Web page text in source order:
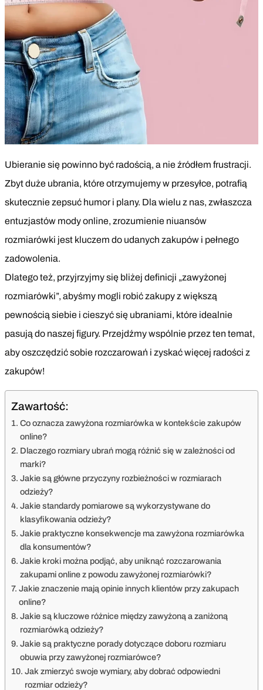
Ubieranie się powinno być radością, a nie źródłem frustracji.
Zbyt duże ubrania, które otrzymujemy w przesyłce, potrafią
skutecznie zepsuć humor i plany. Dla wielu z nas, zwłaszcza
entuzjastów mody online, zrozumienie niuansów
rozmiarówki jest kluczem do udanych zakupów i pełnego
zadowolenia.
Dlatego też, przyjrzyjmy się bliżej definicji „zawyżonej
rozmiarówki”, abyśmy mogli robić zakupy z większą
pewnością siebie i cieszyć się ubraniami, które idealnie
pasują do naszej figury. Przejdźmy wspólnie przez ten temat,
aby oszczędzić sobie rozczarowań i zyskać więcej radości z
zakupów!
Zawartość:
Co oznacza zawyżona rozmiarówka w kontekście zakupów
online?
Dlaczego rozmiary ubrań mogą różnić się w zależności od
marki?
Jakie są główne przyczyny rozbieżności w rozmiarach
odzieży?
Jakie standardy pomiarowe są wykorzystywane do
klasyfikowania odzieży?
Jakie praktyczne konsekwencje ma zawyżona rozmiarówka
dla konsumentów?
Jakie kroki można podjąć, aby uniknąć rozczarowania
zakupami online z powodu zawyżonej rozmiarówki?
Jakie znaczenie mają opinie innych klientów przy zakupach
online?
Jakie są kluczowe różnice między zawyżoną a zaniżoną
rozmiarówką odzieży?
Jakie są praktyczne porady dotyczące doboru rozmiaru
obuwia przy zawyżonej rozmiarówce?
Jak zmierzyć swoje wymiary, aby dobrać odpowiedni
rozmiar odzieży?